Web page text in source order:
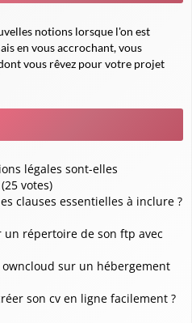
notions lorsque l'on est
en vous accrochant, vous
vous rêvez pour votre projet
légales sont-elles
votes)
clauses essentielles à inclure ?
un répertoire de son ftp avec
sur un hébergement
son cv en ligne facilement ?